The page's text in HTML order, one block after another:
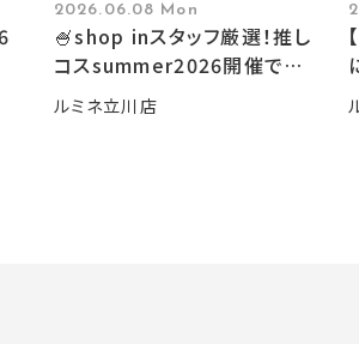
2026.06.08 Mon
🍧shop inスタッフ厳選！推し
コスsummer2026開催です
🍧
ルミネ立川店